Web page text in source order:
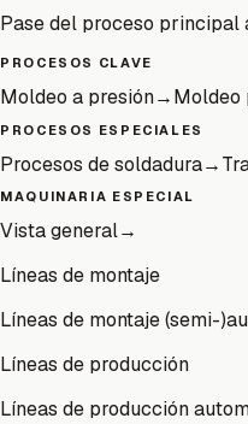
Pase del proceso principal
PROCESOS CLAVE
Moldeo a presión→Moldeo
PROCESOS ESPECIALES
Procesos de soldadura→
MAQUINARIA ESPECIAL
Vista general→
Líneas de montaje
Líneas de montaje (semi-
Líneas de producción
Líneas de producción